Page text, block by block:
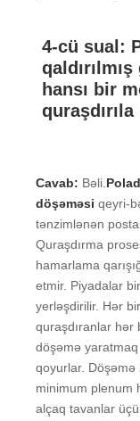
4-cü sual:
hansı bir
Cavab: Bəli.
döşəməsi qeyri-
tənzimlənən
Quraşdırma
hamarlama
etmir. Piyadalar
yerləşdirilir. Hər
quraşdıranlar hər
döşəmə
qoyurlar. Döşəmə
minimum plenum
alçaq tavanlar